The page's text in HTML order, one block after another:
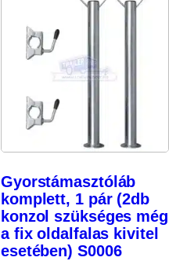
Gyorstámasztóláb
komplett, 1 pár (2db
konzol szükséges még
a fix oldalfalas kivitel
esetében) S0006